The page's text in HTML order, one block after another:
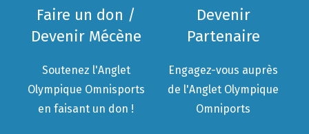
Faire un don /
Devenir Mécène
Soutenez l'Anglet
Olympique Omnisports
en faisant un don !
Devenir
Partenaire
Engagez-vous auprès
de l'Anglet Olympique
Omniports